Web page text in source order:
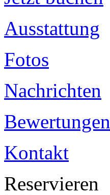
Ausstattung
Fotos
Nachrichten
Bewertungen
Kontakt
Reservieren